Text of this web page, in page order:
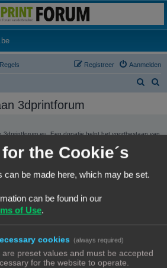
na de sluiting van 3dprintforum.nl
(Opens a new tab)
Regels Aanmelden
Registreer
3dprintforum
3dprintforum.eu. Een donatie helpt het voortbestaan van
136,01 € ontvangen in donaties.
the Cookie´s
can be made here, which may be set.
can be found in our
of Use.
cookies (always required)
preset values and must be accepted
for the website to operate.